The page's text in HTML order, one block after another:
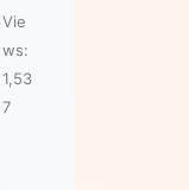
Vie
ws:
1,53
7